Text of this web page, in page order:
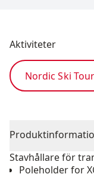
Aktiviteter
Nordic Ski
Stavhållare för
Poleholder for